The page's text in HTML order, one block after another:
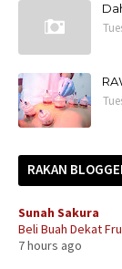
RAKAN
Sunah Sakura
Beli Buah Dekat
7 hours ago